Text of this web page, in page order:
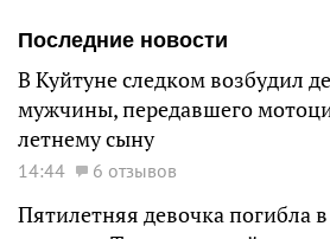
Последние новости
В Куйтуне следком возбудил
мужчины, передавшего
летнему сыну
14:44 6 отзывов
Пятилетняя девочка погибла в